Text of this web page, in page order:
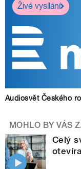
Živé vysílání
Audiosvět Českého
MOHLO BY VÁS
Celý